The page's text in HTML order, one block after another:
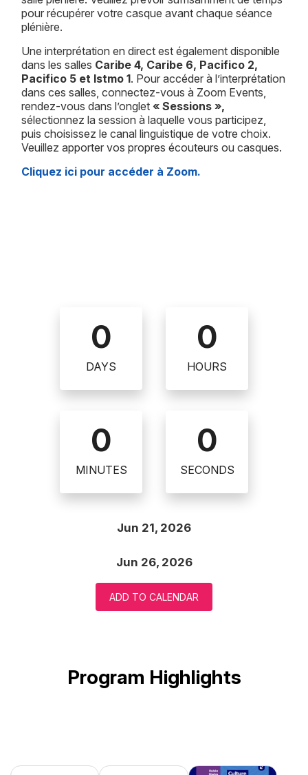
pour récupérer votre casque avant chaque séance
plénière.
Une interprétation en direct est également disponible
dans les salles Caribe 4, Caribe 6, Pacifico 2,
Pacifico 5 et Istmo 1. Pour accéder à l’interprétation
dans ces salles, connectez-vous à Zoom Events,
rendez-vous dans l’onglet « Sessions »,
sélectionnez la session à laquelle vous participez,
puis choisissez le canal linguistique de votre choix.
Veuillez apporter vos propres écouteurs ou casques.
Cliquez ici pour accéder à Zoom.
0
DAYS
0
HOURS
0
MINUTES
0
SECONDS
Jun 21, 2026
Jun 26, 2026
ADD TO CALENDAR
Program Highlights